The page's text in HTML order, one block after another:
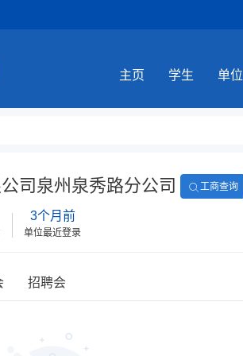
主页 学生 单位
司泉州泉秀路分公司 工商查询
3个月前
单位最近登录
招聘会